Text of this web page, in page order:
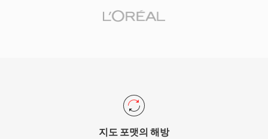
지도 포맷의 해방